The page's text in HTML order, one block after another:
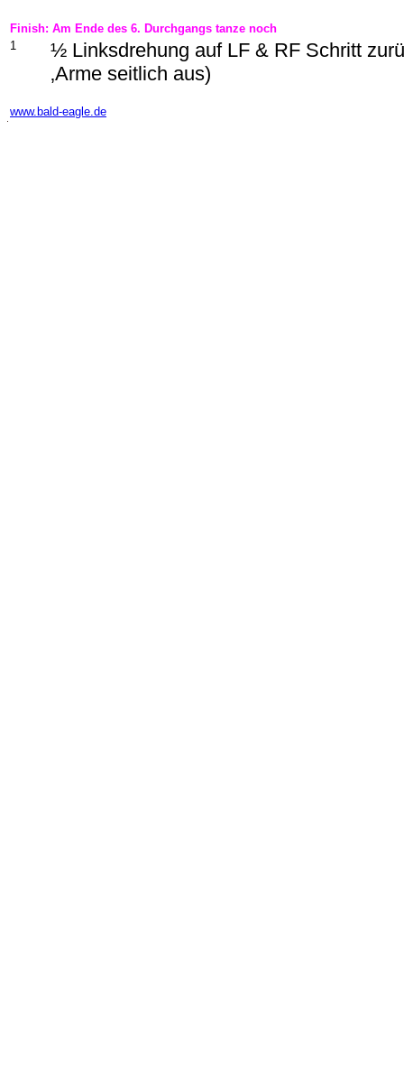
Finish: Am Ende des 6. Durchgangs tanze noch
1
½ Linksdrehung auf LF & RF Schritt
‚Arme seitlich aus)
www.bald-eagle.de